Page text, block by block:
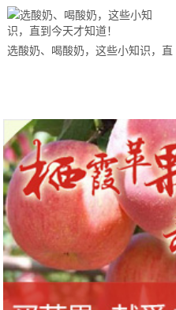
选酸奶、喝酸奶，这些小知识，直